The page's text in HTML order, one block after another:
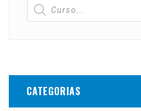
CATEGORIAS